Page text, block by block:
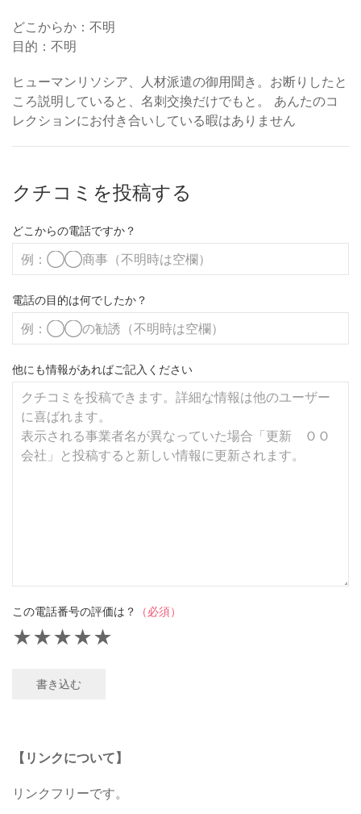
どこからか：不明
目的：不明
ヒューマンリソシア、人材派遣の御用聞き。お断りしたと
ころ説明していると、名刺交換だけでもと。 あんたのコ
レクションにお付き合いしている暇はありません
クチコミを投稿する
どこからの電話ですか？
電話の目的は何でしたか？
他にも情報があればご記入ください
この電話番号の評価は？ （必須）
★
★
★
★
★
書き込む
【リンクについて】
リンクフリーです。